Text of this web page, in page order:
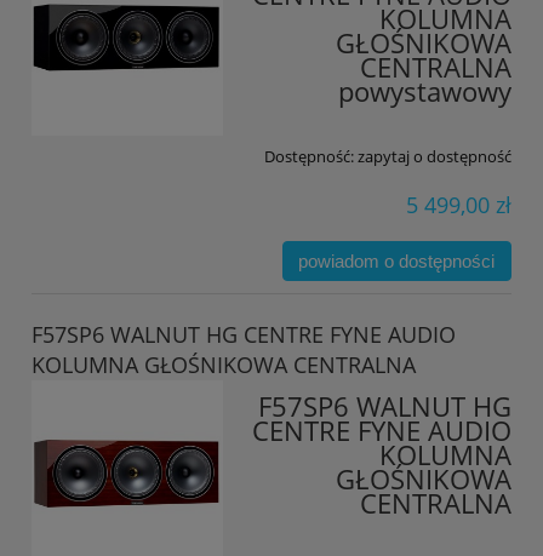
KOLUMNA
GŁOŚNIKOWA
CENTRALNA
powystawowy
Dostępność:zapytaj o dostępność
5 499,00 zł
powiadom o dostępności
F57SP6 WALNUT HG CENTRE FYNE AUDIO
KOLUMNA GŁOŚNIKOWA CENTRALNA
F57SP6 WALNUT HG
CENTRE FYNE AUDIO
KOLUMNA
GŁOŚNIKOWA
CENTRALNA